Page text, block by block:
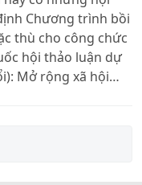
Chương trình bồi
thù cho công chức
hội thảo luận dự
Mở rộng xã hội
Kiểm sát; - Làm
án khu vực